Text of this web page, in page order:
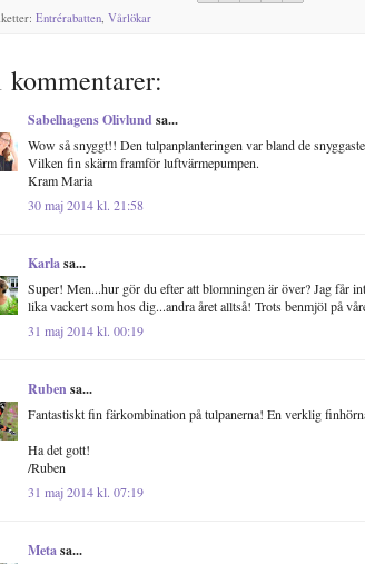
Entrérabatten Vårlökar
kommentarer:
Sabelhagens Olivlund sa...
Wow så snyggt!! Den tulpanplanteringen var bland de
Vilken fin skärm framför luftvärmepumpen.
Kram Maria
30 maj 2014 kl. 21:58
Karlasa...
Super! Men...hur gör du efter att blomningen är över? Jag får
lika vackert som hos dig...andra året alltså! Trots benmjöl på
31 maj 2014 kl. 00:19
Rubensa...
Fantastiskt fin färkombination på tulpanerna! En verklig
Ha det gott!
/Ruben
31 maj 2014 kl. 07:19
Metasa...